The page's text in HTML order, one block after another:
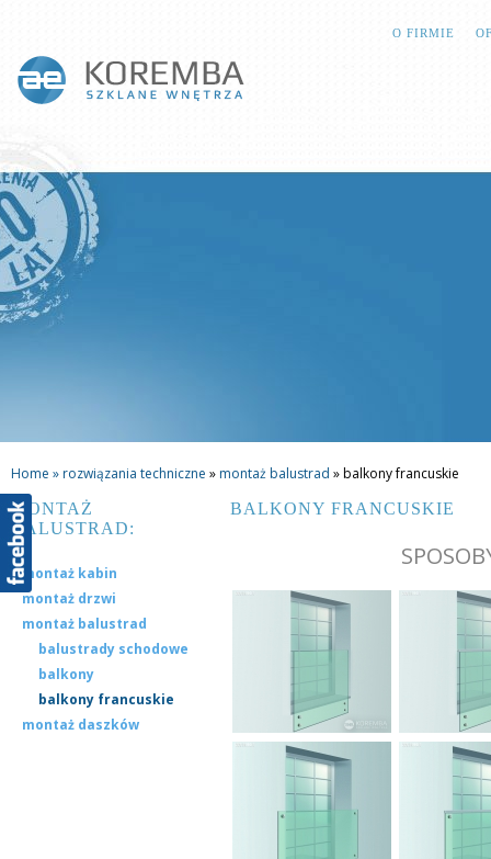
O FIRMIE
Home » rozwiązania techniczne » montaż balustrad »balkony francuskie
MONTAŻ
BALUSTRAD:
montaż kabin
montaż drzwi
montaż balustrad
balustrady schodowe
balkony
balkony francuskie
montaż daszków
BALKONY FRANCUSKIE